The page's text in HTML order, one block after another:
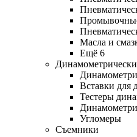
Масла и
Ещё 6
Вставки для
Тестеры
Угломеры
Съемники